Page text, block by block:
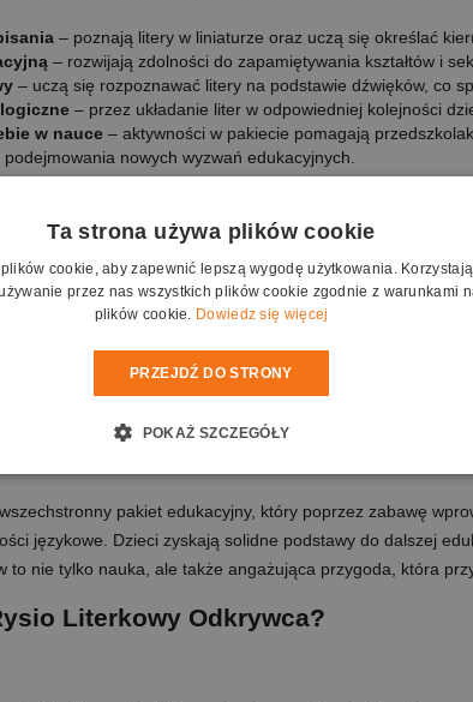
– poznają litery w liniaturze oraz uczą się określać
– rozwijają zdolności do zapamiętywania kształtów i
– uczą się rozpoznawać litery na podstawie dźwięków, co
– przez układanie liter w odpowiedniej kolejności
w nauce – aktywności w pakiecie pomagają
nowych wyzwań edukacyjnych.
– bogata oferta gier i ćwiczeń pomaga nauczycielom
dydaktyczne
– dzięki szerokiemu wyborowi kart pracy i
nauczania– różnorodność zadań pozwala na
– interaktywne gry i zadania sprawiają, że dzieci z
mogą skupić się na pracy z dziećmi, mając pewność,
– multimedialne i interaktywne
na szkolny sukces z Rysiem
pakiet edukacyjny, który poprzez zabawę
językowe. Dzieci zyskają solidne podstawy do dalszej
to nie tylko nauka, ale także angażująca przygoda, która
Literkowy Odkrywca?
Ta strona używa plików cookie
cookie, aby zapewnić lepszą wygodę użytkowania.
przez nas wszystkich plików cookie zgodnie z warunkami
plików cookie. Dowiedz się więcej
PRZEJDŹ DO STRONY
POKAŻ SZCZEGÓŁY